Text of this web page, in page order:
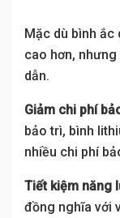
Mặc dù bình ắc
cao hơn,
dẫn.
Giảm chi phí
bảo trì, bình
nhiều chi phí
Tiết kiệm năng
đồng nghĩa với